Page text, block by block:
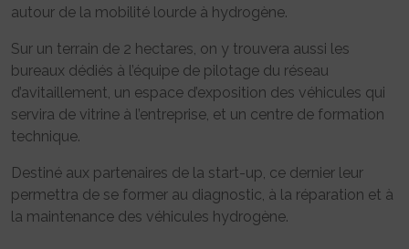
autour de la mobilité lourde à hydrogène.
Sur un terrain de 2 hectares, on y trouvera aussi les
bureaux dédiés à l’équipe de pilotage du réseau
d’avitaillement, un espace d’exposition des véhicules qui
servira de vitrine à l’entreprise, et un centre de formation
technique.
Destiné aux partenaires de la start-up, ce dernier leur
permettra de se former au diagnostic, à la réparation et à
la maintenance des véhicules hydrogène.